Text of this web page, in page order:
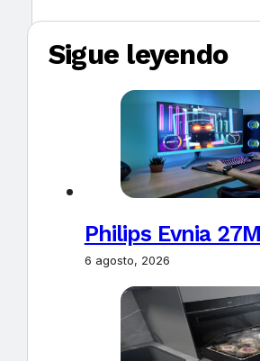
Sigue leyendo
Philips Evnia
6 agosto, 2026